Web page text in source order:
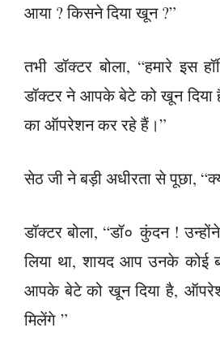
आया ? किसने दिया खून ?”
तभी डॉक्टर बोला, “हमारे इस
डॉक्टर ने आपके बेटे को खून
का ऑपरेशन कर रहे हैं।”
सेठ जी ने बड़ी अधीरता से पूछा,
डॉक्टर बोला, “डॉ० कुंदन !
लिया था, शायद आप उनके कोई
आपके बेटे को खून दिया है,
मिलेंगे ”